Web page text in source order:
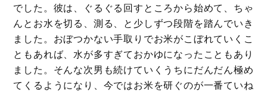
でした。彼は、ぐるぐる回すところから始めて、ちゃ
んとお水を切る、測る、と少しずつ段階を踏んでいき
ました。おぼつかない手取りでお米がこぼれていくこ
ともあれば、水が多すぎておかゆになったこともあり
ました。そんな次男も続けていくうちにだんだん極め
てくるようになり、今ではお米を研ぐのが一番ていね